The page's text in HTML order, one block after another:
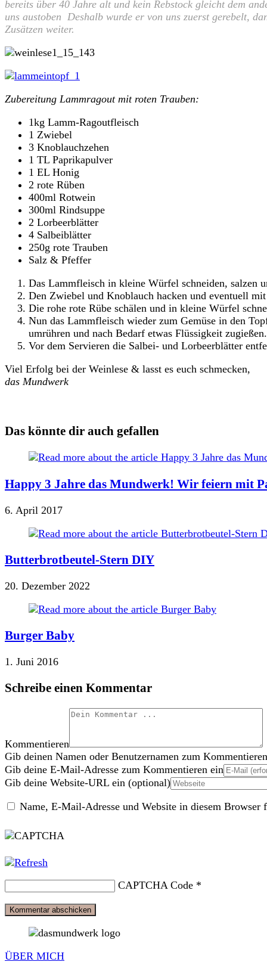
bereits über 40 Jahre alt und kein Rebstock gleicht dem
uns austoben Deshalb wurde er von uns zuerst gerebelt,
Zusätzen weiter.
Zubereitung Lammragout mit roten Trauben:
1kg Lamm-Ragoutfleisch
1 Zwiebel
3 Knoblauchzehen
1 TL Paprikapulver
1 EL Honig
2 rote Rüben
400ml Rotwein
300ml Rindsuppe
2 Lorbeerblätter
4 Salbeiblätter
250g rote Trauben
Salz & Pfeffer
Das Lammfleisch in kleine Würfel schneiden, salzen
Den Zwiebel und Knoblauch hacken und eventuell
Die rohe rote Rübe schälen und in kleine Würfel
Nun das Lammfleisch wieder zum Gemüse in den
umrühren und nach Bedarf etwas Flüssigkeit zugießen.
Vor dem Servieren die Salbei- und Lorbeerblätter
Viel Erfolg bei der Weinlese & lasst es euch schmecken,
das Mundwerk
Das könnte dir auch gefallen
Happy 3 Jahre das Mundwerk! Wir feiern mit
6. April 2017
Butterbrotbeutel-Stern DIY
20. Dezember 2022
Burger Baby
1. Juni 2016
Schreibe einen Kommentar
Kommentieren
Gib deinen Namen oder Benutzernamen zum
Gib deine E-Mail-Adresse zum Kommentieren ein
Gib deine Website-URL ein (optional)
Name, E-Mail-Adresse und Website in diesem Browser
CAPTCHA Code *
ÜBER MICH